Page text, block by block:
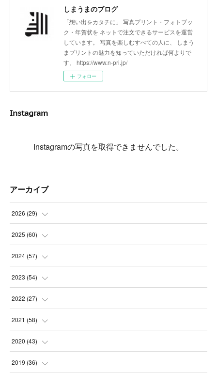
しまうまのブログ
「想い出をカタチに」 写真プリント・フォトブッ
ク・年賀状を ネットで注文できるサービスを運営
しています。 写真を楽しむすべての人に、 しまう
まプリントの魅力を知っていただければ何よりで
す。 https://www.n-pri.jp/
フォロー
Instagram
Instagramの写真を取得できませんでした。
アーカイブ
2026 (29)
(5
(3
(7
(6
2025 (60)
(3
(3
(3
(2
2024 (57)
(4
(5
(2
(6
2023 (54)
(6
(8
(9
(6
2022 (27)
(1
(3
(3
2021 (58)
(1
(5
2020 (43)
(5
2019 (36)